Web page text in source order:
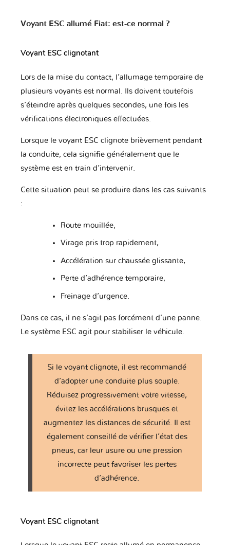
Renault
Rolls
Royce
Rover
Saab Samsung Saturn
Seat Secma
Subaru Suzuki
Suzuki
Tagaz Tata Tesla
VINFAST Vauxhall Volkswagen
Volvo Yamaha Zaz
Voyant ESC allumé Fiat: est-ce normal ?
Voyant ESC clignotant
Lors de la mise du contact, l’allumage temporaire de
plusieurs voyants est normal. Ils doivent toutefois
s’éteindre après quelques secondes, une fois les
vérifications électroniques effectuées.
Lorsque le voyant ESC clignote brièvement pendant
la conduite, cela signifie généralement que le
système est en train d’intervenir.
Cette situation peut se produire dans les cas suivants
:
Route mouillée,
Virage pris trop rapidement,
Accélération sur chaussée glissante,
Perte d’adhérence temporaire,
Freinage d’urgence.
Dans ce cas, il ne s’agit pas forcément d’une panne.
Le système ESC agit pour stabiliser le véhicule.
Si le voyant clignote, il est recommandé
d’adopter une conduite plus souple.
Réduisez progressivement votre vitesse,
évitez les accélérations brusques et
augmentez les distances de sécurité. Il est
également conseillé de vérifier l’état des
pneus, car leur usure ou une pression
incorrecte peut favoriser les pertes
d’adhérence.
Voyant ESC clignotant